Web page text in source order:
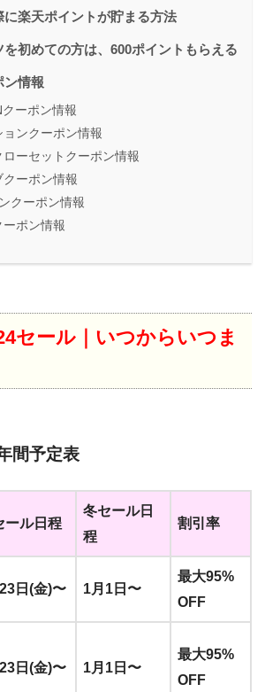
に楽天ポイントが貯まる方法
初めての方は、600ポイントもらえる
ン情報
ーポン情報
ンクーポン情報
ローセットクーポン情報
ーポン情報
クーポン情報
ポン情報
セール｜いつからいつま
間予定表
ール日程
冬セール日
程
割引率
日(金)〜 1月1日〜
最大95%
OFF
日(金)〜 1月1日〜
最大95%
OFF